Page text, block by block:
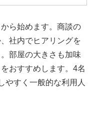
ら始めます。商談の
社内でヒアリングを
部屋の大きさも加味
おすすめします。4名
やすく一般的な利用人